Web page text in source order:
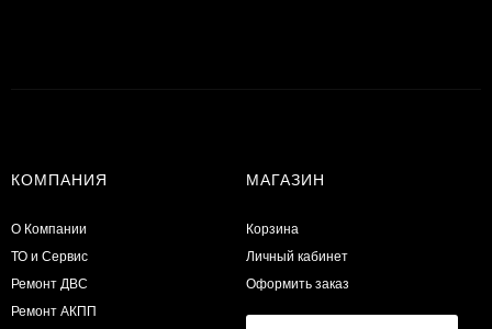
КОМПАНИЯ
О Компании
ТО и Сервис
​Ремонт ДВС
Ремонт АКПП
МАГАЗИН
Корзина
Личный кабинет
Оформить заказ